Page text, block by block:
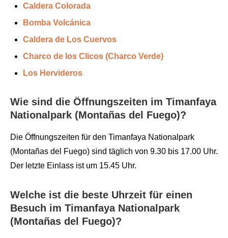
Caldera Colorada
Bomba Volcánica
Caldera de Los Cuervos
Charco de los Clicos (Charco Verde)
Los Hervideros
Wie sind die Öffnungszeiten im Timanfaya
Nationalpark (Montañas del Fuego)?
Die Öffnungszeiten für den Timanfaya Nationalpark
(Montañas del Fuego) sind täglich von 9.30 bis 17.00 Uhr.
Der letzte Einlass ist um 15.45 Uhr.
Welche ist die beste Uhrzeit für einen
Besuch im Timanfaya Nationalpark
(Montañas del Fuego)?